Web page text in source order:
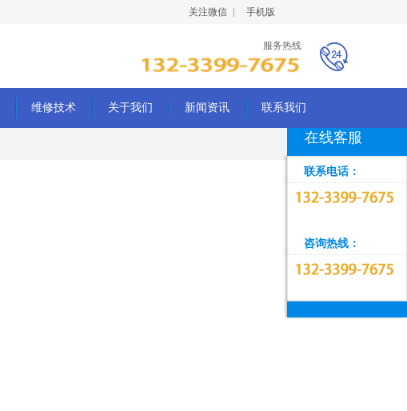
关注微信 手机版
服务热线
维修技术 关于我们 新闻资讯 联系我们
在线客服
联系电话：
咨询热线：